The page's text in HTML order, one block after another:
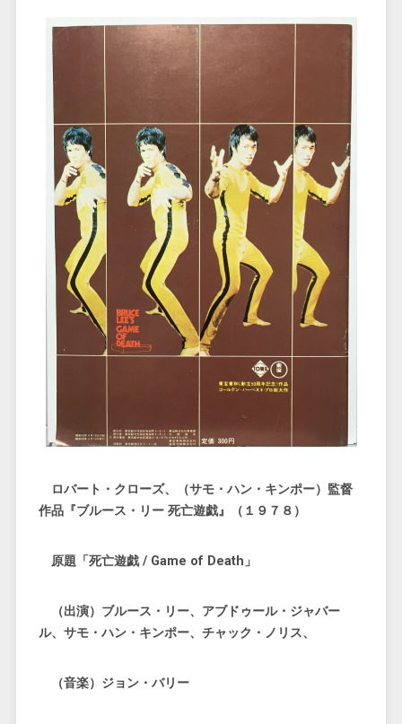
ロバート・クローズ、（サモ・ハン・キンポー）監督
作品『ブルース・リー 死亡遊戯』（１９７８）
原題「死亡遊戯 / Game of Death」
（出演）ブルース・リー、アブドゥール・ジャバー
ル、サモ・ハン・キンポー、チャック・ノリス、
（音楽）ジョン・バリー